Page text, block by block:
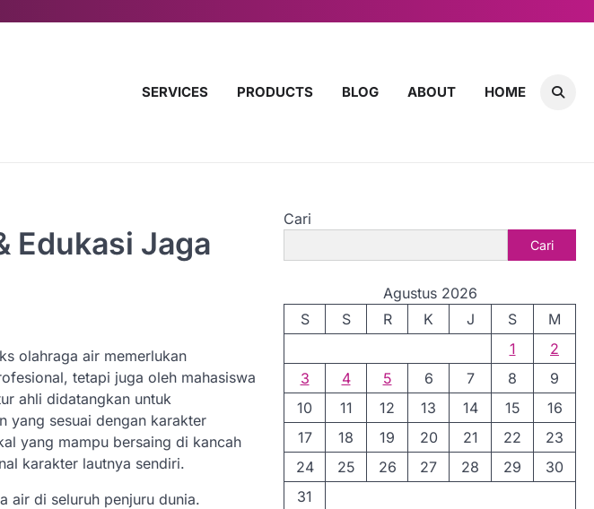
SERVICES PRODUCTS BLOG ABOUT HOME
Edukasi Jaga
olahraga air memerlukan
tetapi juga oleh mahasiswa
ahli didatangkan untuk
yang sesuai dengan karakter
yang mampu bersaing di kancah
karakter lautnya sendiri.
air di seluruh penjuru dunia.
Cari
Cari
Agustus 2026
S
S R K J S
M
1
2
3
4 5 6 7 8
9
10
11 12 13 14 15
16
17
18 19 20 21 22
23
24
25 26 27 28 29
30
31